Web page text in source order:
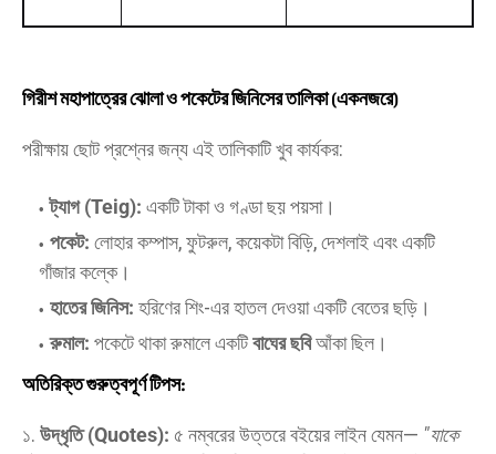
গিরীশ মহাপাত্রের ঝোলা ও পকেটের জিনিসের তালিকা (একনজরে)
​পরীক্ষায় ছোট প্রশ্নের জন্য এই তালিকাটি খুব কার্যকর:
ট্যাগ (Teig): একটি টাকা ও গণ্ডা ছয় পয়সা।
পকেট: লোহার কম্পাস, ফুটরুল, কয়েকটা বিড়ি, দেশলাই এবং একটি
গাঁজার কল্কে।
হাতের জিনিস: হরিণের শিং-এর হাতল দেওয়া একটি বেতের ছড়ি।
রুমাল: পকেটে থাকা রুমালে একটিবাঘের ছবিআঁকা ছিল।
অতিরিক্ত গুরুত্বপূর্ণ টিপস:
​১. উদ্ধৃতি (Quotes): ৫ নম্বরের উত্তরে বইয়ের লাইন যেমন— "যাকে